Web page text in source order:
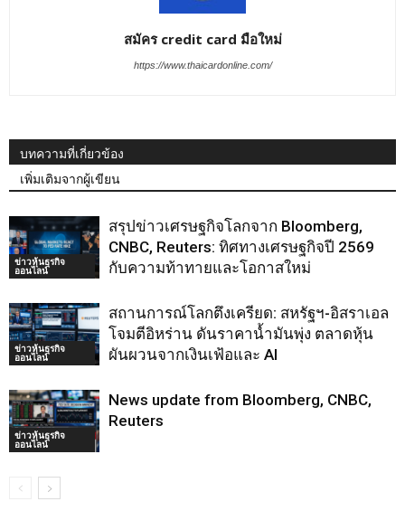
สมัคร credit card มือใหม่
https://www.thaicardonline.com/
บทความที่เกี่ยวข้อง
เพิ่มเติมจากผู้เขียน
ข่าวหุ้นธุรกิจ
ออนไลน์
สรุปข่าวเศรษฐกิจโลกจาก Bloomberg,
CNBC, Reuters: ทิศทางเศรษฐกิจปี 2569
กับความท้าทายและโอกาสใหม่
ข่าวหุ้นธุรกิจ
ออนไลน์
สถานการณ์โลกตึงเครียด: สหรัฐฯ-อิสราเอล
โจมตีอิหร่าน ดันราคาน้ำมันพุ่ง ตลาดหุ้น
ผันผวนจากเงินเฟ้อและ AI
ข่าวหุ้นธุรกิจ
ออนไลน์
News update from Bloomberg, CNBC,
Reuters